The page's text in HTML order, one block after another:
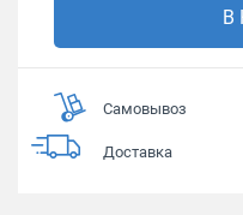
В
Самовывоз
Доставка